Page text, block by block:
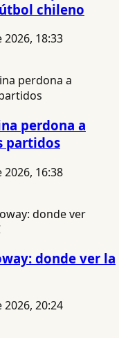
chileno
18:33
perdona a
partidos
16:38
donde ver la
20:24